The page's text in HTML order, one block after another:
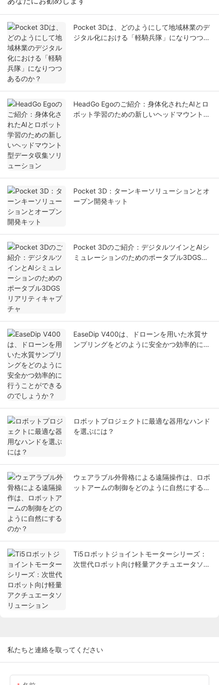
Pocket 3Dは、どのようにして地域林業のデ
ジタル化における「軽騎兵隊」になりつつあ
HeadGo Egoのご紹介：身体化されたAIとロ
ボット学習のための新しいヘッドマウント型
Pocket 3D：ターンキーソリューションとオ
ープン開発キット
Pocket 3Dのご紹介：デジタルツインとAIシ
ミュレーションのためのポータブル3DGSリ
EaseDip V400は、ドローンを用いた水質サ
ンプリングをどのように安全かつ効率的に行
ロボットプロジェクトに最適な器用なハンド
を選ぶには？
ウェアラブル外骨格による遠隔操作は、ロボ
ットアームの制御をどのように自然にするの
Ti5ロボットジョイントモーターシリーズ：
次世代ロボット向け軽量アクチュエータソリ
私たちと連絡を取ってください